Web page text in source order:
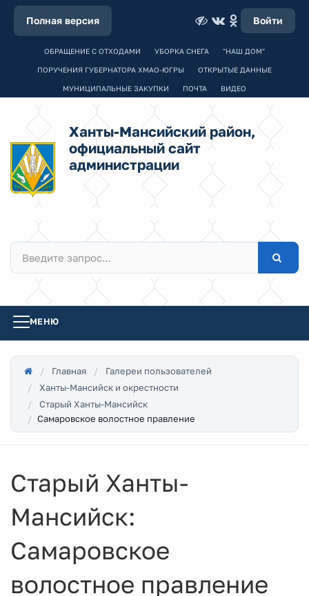
Полная версия Войти
ОБРАЩЕНИЕ С ОТХОДАМИ УБОРКА СНЕГА "НАШ ДОМ"
ПОРУЧЕНИЯ ГУБЕРНАТОРА ХМАО-ЮГРЫ ОТКРЫТЫЕ ДАННЫЕ
МУНИЦИПАЛЬНЫЕ ЗАКУПКИ ПОЧТА ВИДЕО
Ханты-Мансийский район,
официальный сайт
администрации
МЕНЮ
Главная
Галереи пользователей
Ханты-Мансийск и окрестности
Старый Ханты-Мансийск
Самаровское волостное правление
Старый Ханты-
Мансийск:
Самаровское
волостное правление